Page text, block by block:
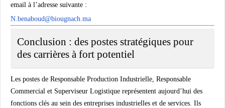
email à l’adresse suivante :
N.benaboud@biougnach.ma
Conclusion : des postes stratégiques pour
des carrières à fort potentiel
Les postes de Responsable Production Industrielle, Responsable
Commercial et Superviseur Logistique représentent aujourd’hui des
fonctions clés au sein des entreprises industrielles et de services. Ils